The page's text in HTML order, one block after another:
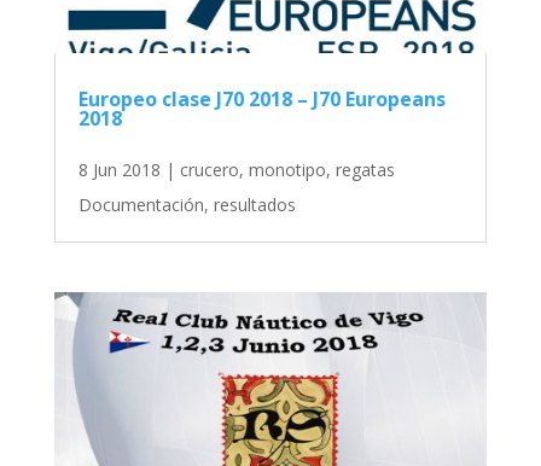
Europeo clase J70 2018 – J70 Europeans
2018
8 Jun 2018 | crucero, monotipo, regatas
Documentación, resultados